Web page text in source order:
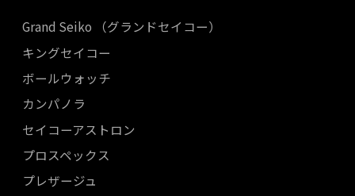
Grand Seiko （グランドセイコー）
キングセイコー
ボールウォッチ
カンパノラ
セイコーアストロン
プロスペックス
プレザージュ